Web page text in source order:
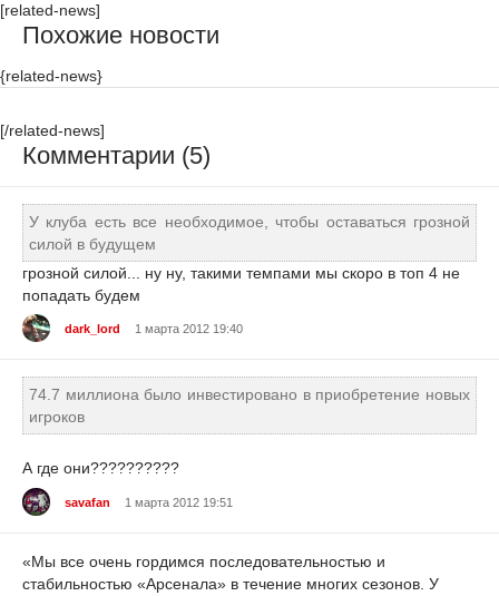
[related-news]
Похожие новости
{related-news}
[/related-news]
Комментарии (5)
У клуба есть все необходимое, чтобы оставаться грозной
силой в будущем
грозной силой... ну ну, такими темпами мы скоро в топ 4 не
попадать будем
dark_lord 1 марта 2012 19:40
74.7 миллиона было инвестировано в приобретение новых
игроков
А где они??????????
savafan 1 марта 2012 19:51
«Мы все очень гордимся последовательностью и
стабильностью «Арсенала» в течение многих сезонов. У